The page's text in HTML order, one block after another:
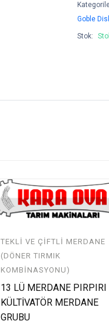
Goble
Stok:
TEKLI VE ÇIFTLI MERDANE
(DÖNER TIRMIK
KOMBINASYONU)
13 LÜ MERDANE PIRPIRI
KÜLTİVATÖR MERDANE
GRUBU